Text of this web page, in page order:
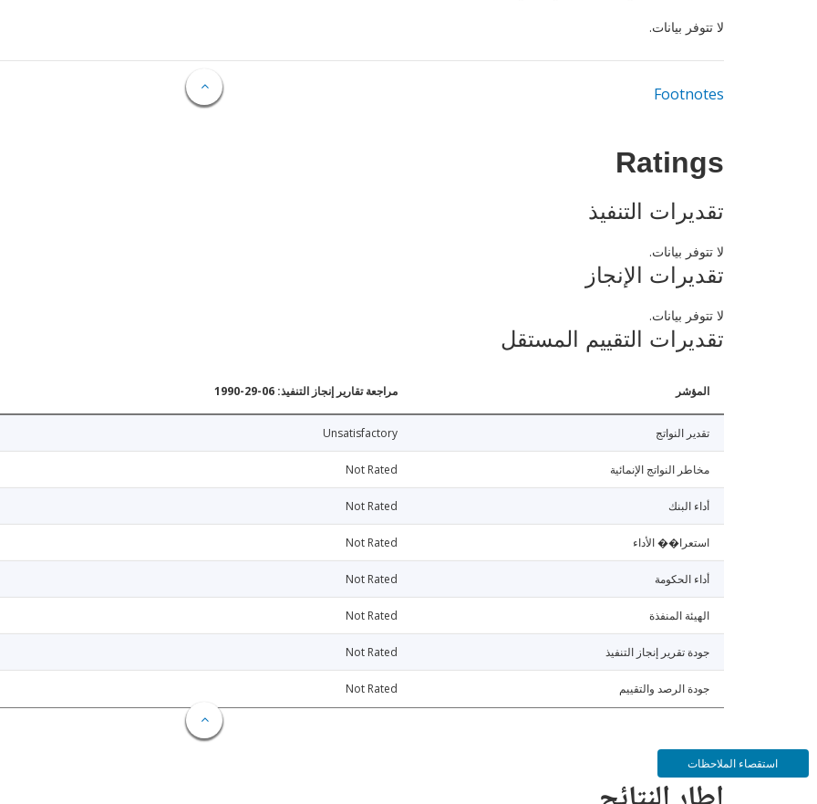
لا تتوفر بيانات.
Footnotes
Ratings
تقديرات التنفيذ
لا تتوفر بيانات.
تقديرات الإنجاز
لا تتوفر بيانات.
تقديرات التقييم المستقل
المؤشر مراجعة تقارير إنجاز التنفيذ: 06-29-1990
تقدير النواتج Unsatisfactory
مخاطر النواتج الإنمائية Not Rated
أداء البنك Not Rated
استعرا�� الأداء Not Rated
أداء الحكومة Not Rated
الهيئة المنفذة Not Rated
جودة تقرير إنجاز التنفيذ Not Rated
جودة الرصد والتقييم Not Rated
استقصاء الملاحظات